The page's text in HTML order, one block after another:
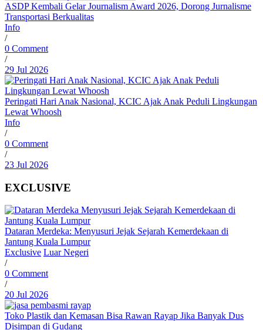
ASDP Kembali Gelar Journalism Award 2026, Dorong Jurnalisme
Transportasi Berkualitas
Info
/
0 Comment
/
29 Jul 2026
Peringati Hari Anak Nasional, KCIC Ajak Anak Peduli Lingkungan
Lewat Whoosh
Info
/
0 Comment
/
23 Jul 2026
EXCLUSIVE
Dataran Merdeka: Menyusuri Jejak Sejarah Kemerdekaan di
Jantung Kuala Lumpur
Exclusive Luar Negeri
/
0 Comment
/
20 Jul 2026
Toko Plastik dan Kemasan Bisa Rawan Rayap Jika Banyak Dus
Disimpan di Gudang